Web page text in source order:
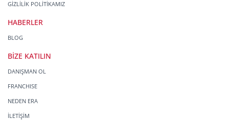
GİZLİLİK POLİTİKAMIZ
HABERLER
BLOG
BİZE KATILIN
DANIŞMAN OL
FRANCHISE
NEDEN ERA
İLETİŞİM